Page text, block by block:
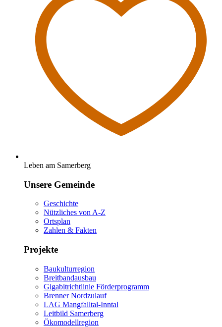
Leben am Samerberg
Unsere Gemeinde
Geschichte
Nützliches von A-Z
Ortsplan
Zahlen & Fakten
Projekte
Baukulturregion
Breitbandausbau
Gigabitrichtlinie Förderprogramm
Brenner Nordzulauf
LAG Mangfalltal-Inntal
Leitbild Samerberg
Ökomodellregion